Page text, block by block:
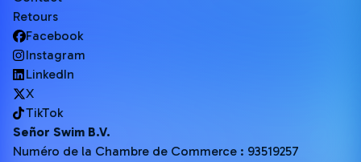
Retours
Facebook
Instagram
LinkedIn
X
TikTok
Señor Swim B.V.
Numéro de la Chambre de Commerce : 93519257